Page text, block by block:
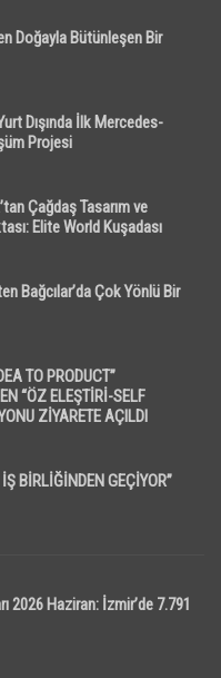
Doğayla Bütünleşen Bir
Dışında İlk Mercedes-
Projesi
Çağdaş Tasarım ve
Elite World Kuşadası
Bağcılar’da Çok Yönlü Bir
TO PRODUCT”
“ÖZ ELEŞTİRİ-SELF
ZİYARETE AÇILDI
BİRLİĞİNDEN GEÇİYOR”
2026 Haziran: İzmir’de 7.791